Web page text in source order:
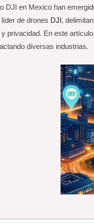
DJI en Mexico han
de drones DJI,
privacidad. En este
diversas industrias.